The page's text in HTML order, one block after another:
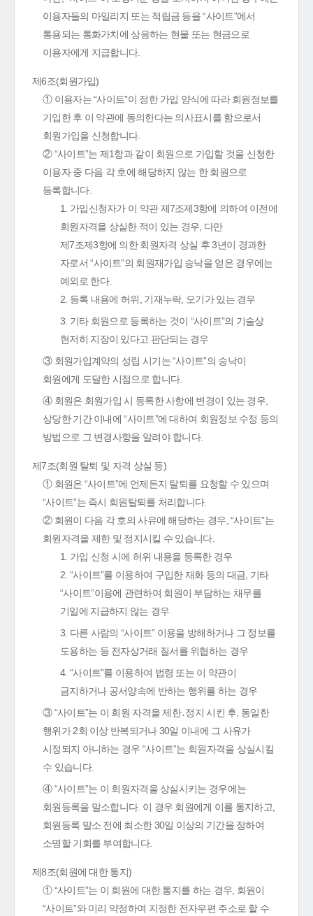
이용자들의 마일리지 또는 적립금 등을 “사이트”에서
통용되는 통화가치에 상응하는 현물 또는 현금으로
이용자에게 지급합니다.
제6조(회원가입)
① 이용자는 “사이트”이 정한 가입 양식에 따라 회원정보를
기입한 후 이 약관에 동의한다는 의사표시를 함으로서
회원가입을 신청합니다.
② “사이트”는 제1항과 같이 회원으로 가입할 것을 신청한
이용자 중 다음 각 호에 해당하지 않는 한 회원으로
등록합니다.
1. 가입신청자가 이 약관 제7조제3항에 의하여 이전에
회원자격을 상실한 적이 있는 경우, 다만
제7조제3항에 의한 회원자격 상실 후 3년이 경과한
자로서 “사이트”의 회원재가입 승낙을 얻은 경우에는
예외로 한다.
2. 등록 내용에 허위, 기재누락, 오기가 있는 경우
3. 기타 회원으로 등록하는 것이 “사이트”의 기술상
현저히 지장이 있다고 판단되는 경우
③ 회원가입계약의 성립 시기는 “사이트”의 승낙이
회원에게 도달한 시점으로 합니다.
④ 회원은 회원가입 시 등록한 사항에 변경이 있는 경우,
상당한 기간 이내에 “사이트”에 대하여 회원정보 수정 등의
방법으로 그 변경사항을 알려야 합니다.
제7조(회원 탈퇴 및 자격 상실 등)
① 회원은 “사이트”에 언제든지 탈퇴를 요청할 수 있으며
“사이트”는 즉시 회원탈퇴를 처리합니다.
② 회원이 다음 각 호의 사유에 해당하는 경우, “사이트”는
회원자격을 제한 및 정지시킬 수 있습니다.
1. 가입 신청 시에 허위 내용을 등록한 경우
2. “사이트”를 이용하여 구입한 재화 등의 대금, 기타
“사이트”이용에 관련하여 회원이 부담하는 채무를
기일에 지급하지 않는 경우
3. 다른 사람의 “사이트” 이용을 방해하거나 그 정보를
도용하는 등 전자상거래 질서를 위협하는 경우
4. “사이트”를 이용하여 법령 또는 이 약관이
금지하거나 공서양속에 반하는 행위를 하는 경우
③ “사이트”는 이 회원 자격을 제한․정지 시킨 후, 동일한
행위가 2회 이상 반복되거나 30일 이내에 그 사유가
시정되지 아니하는 경우 “사이트”는 회원자격을 상실시킬
수 있습니다.
④ “사이트”는 이 회원자격을 상실시키는 경우에는
회원등록을 말소합니다. 이 경우 회원에게 이를 통지하고,
회원등록 말소 전에 최소한 30일 이상의 기간을 정하여
소명할 기회를 부여합니다.
제8조(회원에 대한 통지)
① “사이트”는 이 회원에 대한 통지를 하는 경우, 회원이
“사이트”와 미리 약정하여 지정한 전자우편 주소로 할 수